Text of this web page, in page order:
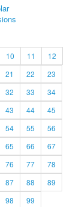
10 11
12
21 22
23
32 33
34
43 44
45
54 55
56
65 66
67
76 77
78
87 88
89
98
99